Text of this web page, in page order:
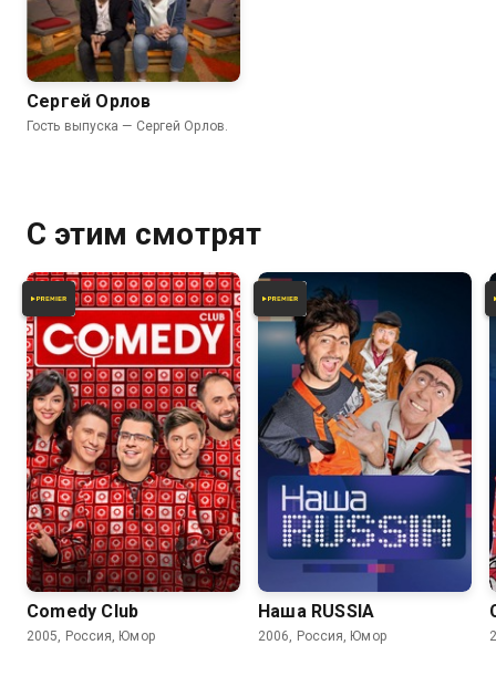
Сергей Орлов
Гость выпуска — Сергей Орлов.
С этим смотрят
Comedy Club
2005, Россия, Юмор
6.2 6.2
Наша RUSSIA
2006, Россия, Юмор